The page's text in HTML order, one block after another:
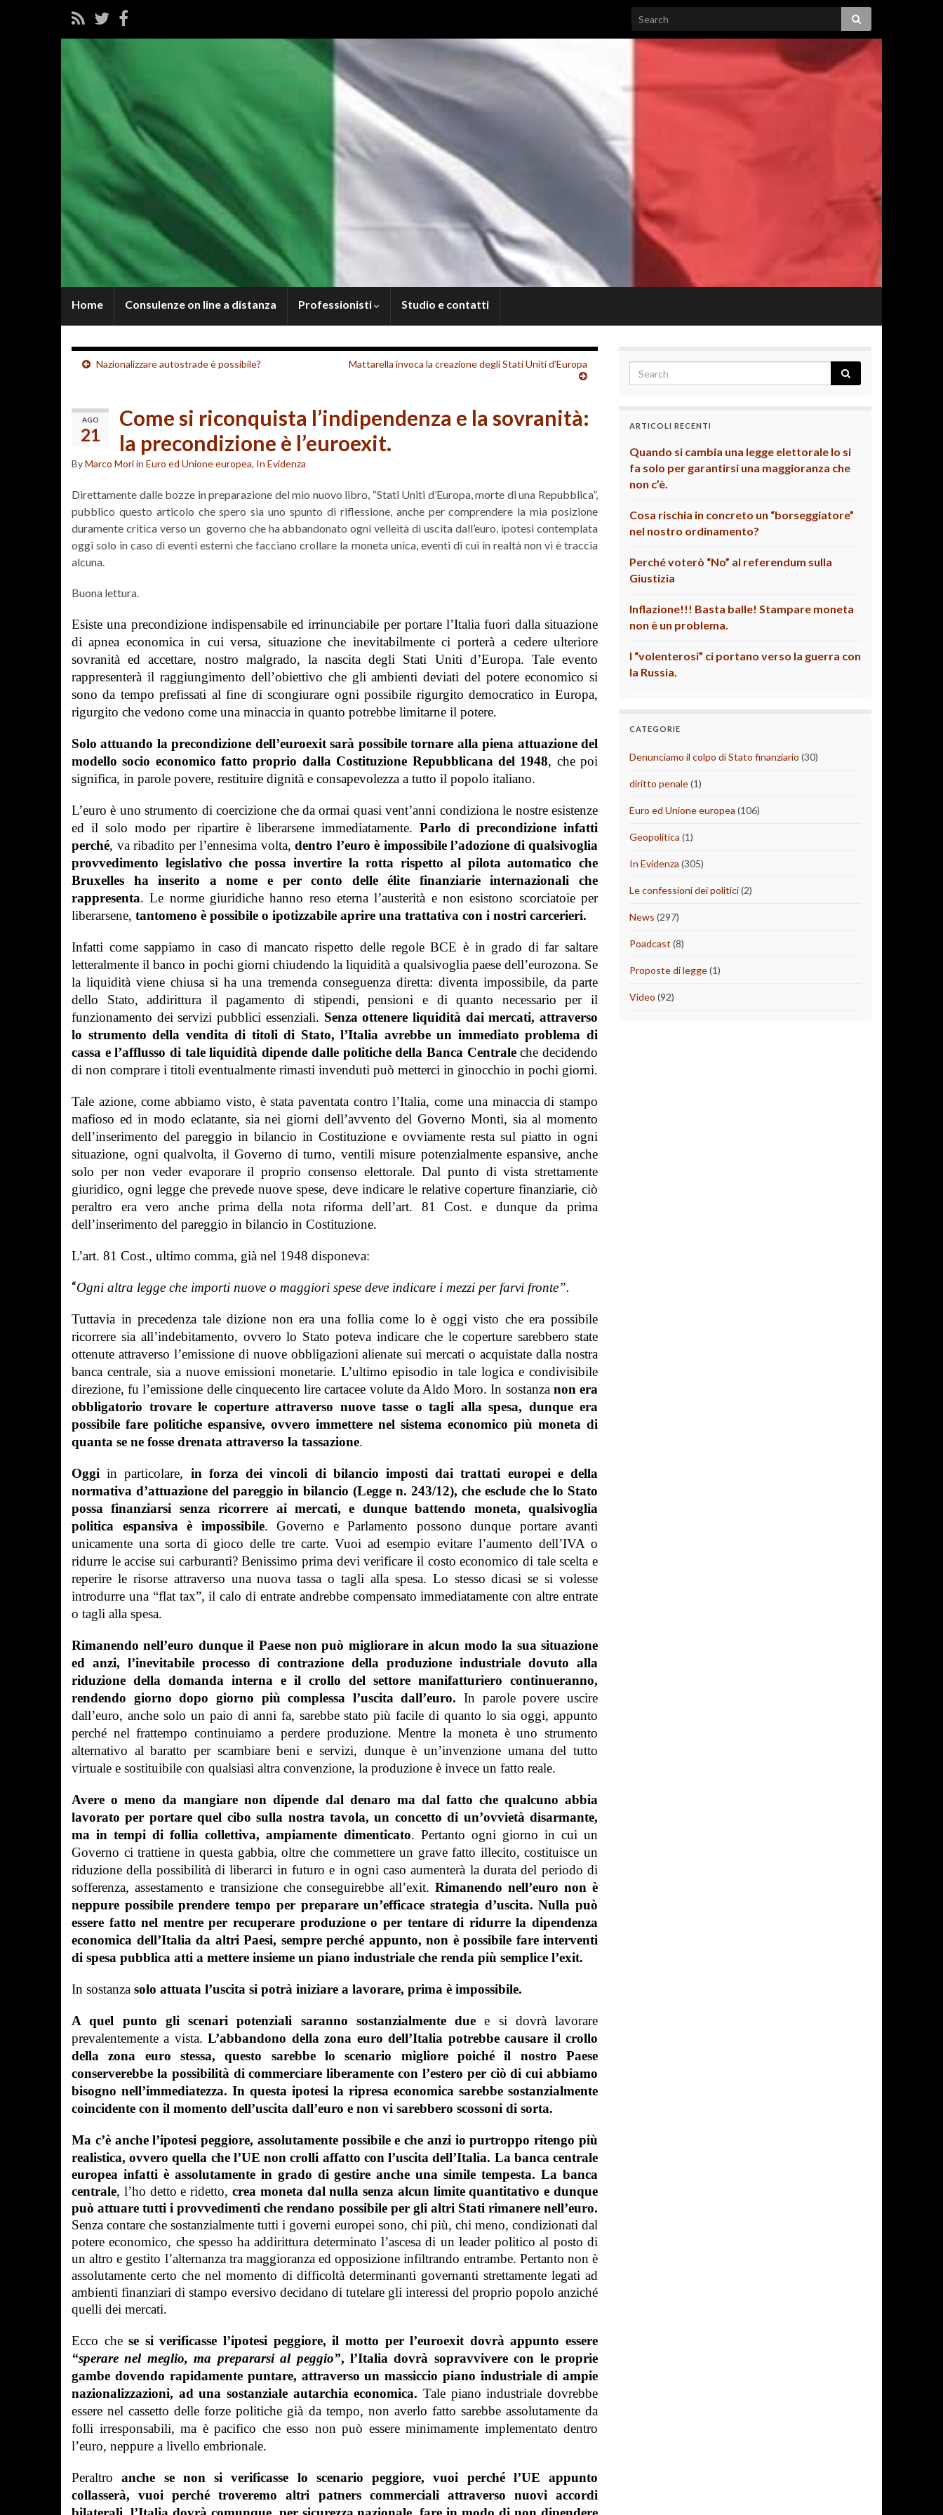
Home Consulenze on line a distanza Professionisti Studio e contatti
Nazionalizzare autostrade è possibile? Mattarella invoca la creazione degli Stati Uniti d’Europa
AGO
21
Come si riconquista l’indipendenza e la sovranità:
la precondizione è l’euroexit.
ByMarco Moriin Euro ed Unione europea, In Evidenza
Direttamente dalle bozze in preparazione del mio nuovo libro, “Stati Uniti d’Europa, morte di una Repubblica”,
pubblico questo articolo che spero sia uno spunto di riflessione, anche per comprendere la mia posizione
duramente critica verso un governo che ha abbandonato ogni velleità di uscita dall’euro, ipotesi contemplata
oggi solo in caso di eventi esterni che facciano crollare la moneta unica, eventi di cui in realtà non vi è traccia
alcuna.
Buona lettura.
Esiste una precondizione indispensabile ed irrinunciabile per portare l’Italia fuori dalla situazione
di apnea economica in cui versa, situazione che inevitabilmente ci porterà a cedere ulteriore
sovranità ed accettare, nostro malgrado, la nascita degli Stati Uniti d’Europa. Tale evento
rappresenterà il raggiungimento dell’obiettivo che gli ambienti deviati del potere economico si
sono da tempo prefissati al fine di scongiurare ogni possibile rigurgito democratico in Europa,
rigurgito che vedono come una minaccia in quanto potrebbe limitarne il potere.
Solo attuando la precondizione dell’euroexit sarà possibile tornare alla piena attuazione del
modello socio economico fatto proprio dalla Costituzione Repubblicana del 1948, che poi
significa, in parole povere, restituire dignità e consapevolezza a tutto il popolo italiano.
L’euro è uno strumento di coercizione che da ormai quasi vent’anni condiziona le nostre esistenze
ed il solo modo per ripartire è liberarsene immediatamente.Parlo di precondizione infatti
perché, va ribadito per l’ennesima volta, dentro l’euro è impossibile l’adozione di qualsivoglia
provvedimento legislativo che possa invertire la rotta rispetto al pilota automatico che
Bruxelles ha inserito a nome e per conto delle élite finanziarie internazionali che
rappresenta. Le norme giuridiche hanno reso eterna l’austerità e non esistono scorciatoie per
liberarsene, tantomeno è possibile o ipotizzabile aprire una trattativa con i nostri carcerieri.
Infatti come sappiamo in caso di mancato rispetto delle regole BCE è in grado di far saltare
letteralmente il banco in pochi giorni chiudendo la liquidità a qualsivoglia paese dell’eurozona. Se
la liquidità viene chiusa si ha una tremenda conseguenza diretta: diventa impossibile, da parte
dello Stato, addirittura il pagamento di stipendi, pensioni e di quanto necessario per il
funzionamento dei servizi pubblici essenziali. Senza ottenere liquidità dai mercati, attraverso
lo strumento della vendita di titoli di Stato, l’Italia avrebbe un immediato problema di
cassa e l’afflusso di tale liquidità dipende dalle politiche della Banca Centraleche decidendo
di non comprare i titoli eventualmente rimasti invenduti può metterci in ginocchio in pochi giorni.
Tale azione, come abbiamo visto, è stata paventata contro l’Italia, come una minaccia di stampo
mafioso ed in modo eclatante, sia nei giorni dell’avvento del Governo Monti, sia al momento
dell’inserimento del pareggio in bilancio in Costituzione e ovviamente resta sul piatto in ogni
situazione, ogni qualvolta, il Governo di turno, ventili misure potenzialmente espansive, anche
solo per non veder evaporare il proprio consenso elettorale.Dal punto di vista strettamente
giuridico, ogni legge che prevede nuove spese, deve indicare le relative coperture finanziarie, ciò
peraltro era vero anche prima della nota riforma dell’art. 81 Cost. e dunque da prima
dell’inserimento del pareggio in bilancio in Costituzione.
L’art. 81 Cost., ultimo comma, già nel 1948 disponeva:
“Ogni altra legge che importi nuove o maggiori spese deve indicare i mezzi per farvi fronte”.
Tuttavia in precedenza tale dizione non era una follia come lo è oggi visto che era possibile
ricorrere sia all’indebitamento, ovvero lo Stato poteva indicare che le coperture sarebbero state
ottenute attraverso l’emissione di nuove obbligazioni alienate sui mercati o acquistate dalla nostra
banca centrale, sia a nuove emissioni monetarie. L’ultimo episodio in tale logica e condivisibile
direzione, fu l’emissione delle cinquecento lire cartacee volute da Aldo Moro.In sostanza non era
obbligatorio trovare le coperture attraverso nuove tasse o tagli alla spesa, dunque era
possibile fare politiche espansive, ovvero immettere nel sistema economico più moneta di
quanta se ne fosse drenata attraverso la tassazione.
Oggi in particolare, in forza dei vincoli di bilancio imposti dai trattati europei e della
normativa d’attuazione del pareggio in bilancio (Legge n. 243/12), che esclude che lo Stato
possa finanziarsi senza ricorrere ai mercati, e dunque battendo moneta, qualsivoglia
politica espansiva è impossibile. Governo e Parlamento possono dunque portare avanti
unicamente una sorta di gioco delle tre carte. Vuoi ad esempio evitare l’aumento dell’IVA o
ridurre le accise sui carburanti? Benissimo prima devi verificare il costo economico di tale scelta e
reperire le risorse attraverso una nuova tassa o tagli alla spesa. Lo stesso dicasi se si volesse
introdurre una “flat tax”, il calo di entrate andrebbe compensato immediatamente con altre entrate
o tagli alla spesa.
Rimanendo nell’euro dunque il Paese non può migliorare in alcun modo la sua situazione
ed anzi, l’inevitabile processo di contrazione della produzione industriale dovuto alla
riduzione della domanda interna e il crollo del settore manifatturiero continueranno,
rendendo giorno dopo giorno più complessa l’uscita dall’euro. In parole povere uscire
dall’euro, anche solo un paio di anni fa, sarebbe stato più facile di quanto lo sia oggi, appunto
perché nel frattempo continuiamo a perdere produzione. Mentre la moneta è uno strumento
alternativo al baratto per scambiare beni e servizi, dunque è un’invenzione umana del tutto
virtuale e sostituibile con qualsiasi altra convenzione, la produzione è invece un fatto reale.
Avere o meno da mangiare non dipende dal denaro ma dal fatto che qualcuno abbia
lavorato per portare quel cibo sulla nostra tavola, un concetto di un’ovvietà disarmante,
ma in tempi di follia collettiva, ampiamente dimenticato. Pertanto ogni giorno in cui un
Governo ci trattiene in questa gabbia, oltre che commettere un grave fatto illecito, costituisce un
riduzione della possibilità di liberarci in futuro e in ogni caso aumenterà la durata del periodo di
sofferenza, assestamento e transizione che conseguirebbe all’exit.Rimanendo nell’euro non è
neppure possibile prendere tempo per preparare un’efficace strategia d’uscita. Nulla può
essere fatto nel mentre per recuperare produzione o per tentare di ridurre la dipendenza
economica dell’Italia da altri Paesi, sempre perché appunto, non è possibile fare interventi
di spesa pubblica atti a mettere insieme un piano industriale che renda più semplice l’exit.
In sostanza solo attuata l’uscita si potrà iniziare a lavorare, prima è impossibile.
A quel punto gli scenari potenziali saranno sostanzialmente due e si dovrà lavorare
prevalentemente a vista.L’abbandono della zona euro dell’Italia potrebbe causare il crollo
della zona euro stessa, questo sarebbe lo scenario migliore poiché il nostro Paese
conserverebbe la possibilità di commerciare liberamente con l’estero per ciò di cui abbiamo
bisogno nell’immediatezza. In questa ipotesi la ripresa economica sarebbe sostanzialmente
coincidente con il momento dell’uscita dall’euro e non vi sarebbero scossoni di sorta.
Ma c’è anche l’ipotesi peggiore, assolutamente possibile e che anzi io purtroppo ritengo più
realistica, ovvero quella che l’UE non crolli affatto con l’uscita dell’Italia. La banca centrale
europea infatti è assolutamente in grado di gestire anche una simile tempesta. La banca
centrale, l’ho detto e ridetto, crea moneta dal nulla senza alcun limite quantitativo e dunque
può attuare tutti i provvedimenti che rendano possibile per gli altri Stati rimanere nell’euro.
Senza contare che sostanzialmente tutti i governi europei sono, chi più, chi meno, condizionati dal
potere economico, che spesso ha addirittura determinato l’ascesa di un leader politico al posto di
un altro e gestito l’alternanza tra maggioranza ed opposizione infiltrando entrambe. Pertanto non è
assolutamente certo che nel momento di difficoltà determinanti governanti strettamente legati ad
ambienti finanziari di stampo eversivo decidano di tutelare gli interessi del proprio popolo anziché
quelli dei mercati.
Ecco chese si verificasse l’ipotesi peggiore, il motto per l’euroexit dovrà appunto essere
“sperare nel meglio, ma prepararsi al peggio”, l’Italia dovrà sopravvivere con le proprie
gambe dovendo rapidamente puntare, attraverso un massiccio piano industriale di ampie
nazionalizzazioni, ad una sostanziale autarchia economica. Tale piano industriale dovrebbe
essere nel cassetto delle forze politiche già da tempo, non averlo fatto sarebbe assolutamente da
folli irresponsabili, ma è pacifico che esso non può essere minimamente implementato dentro
l’euro, neppure a livello embrionale.
Peraltroanche se non si verificasse lo scenario peggiore, vuoi perché l’UE appunto
collasserà, vuoi perché troveremo altri patners commerciali attraverso nuovi accordi
ARTICOLI RECENTI
Quando si cambia una legge elettorale lo si
fa solo per garantirsi una maggioranza che
non c’è.
Cosa rischia in concreto un “borseggiatore”
nel nostro ordinamento?
Perché voterò “No” al referendum sulla
Giustizia
Inflazione!!! Basta balle! Stampare moneta
non è un problema.
I “volenterosi” ci portano verso la guerra con
la Russia.
CATEGORIE
Denunciamo il colpo di Stato finanziario (30)
diritto penale(1)
Euro ed Unione europea (106)
Geopolitica (1)
In Evidenza (305)
Le confessioni dei politici(2)
News (297)
Poadcast (8)
Proposte di legge(1)
Video (92)